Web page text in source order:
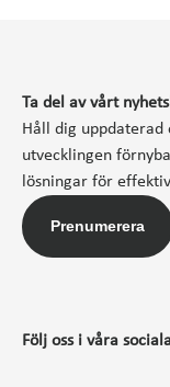
Ta del av vårt
Håll dig uppdaterad
utvecklingen
lösningar för
Prenumerera
Följ oss i våra